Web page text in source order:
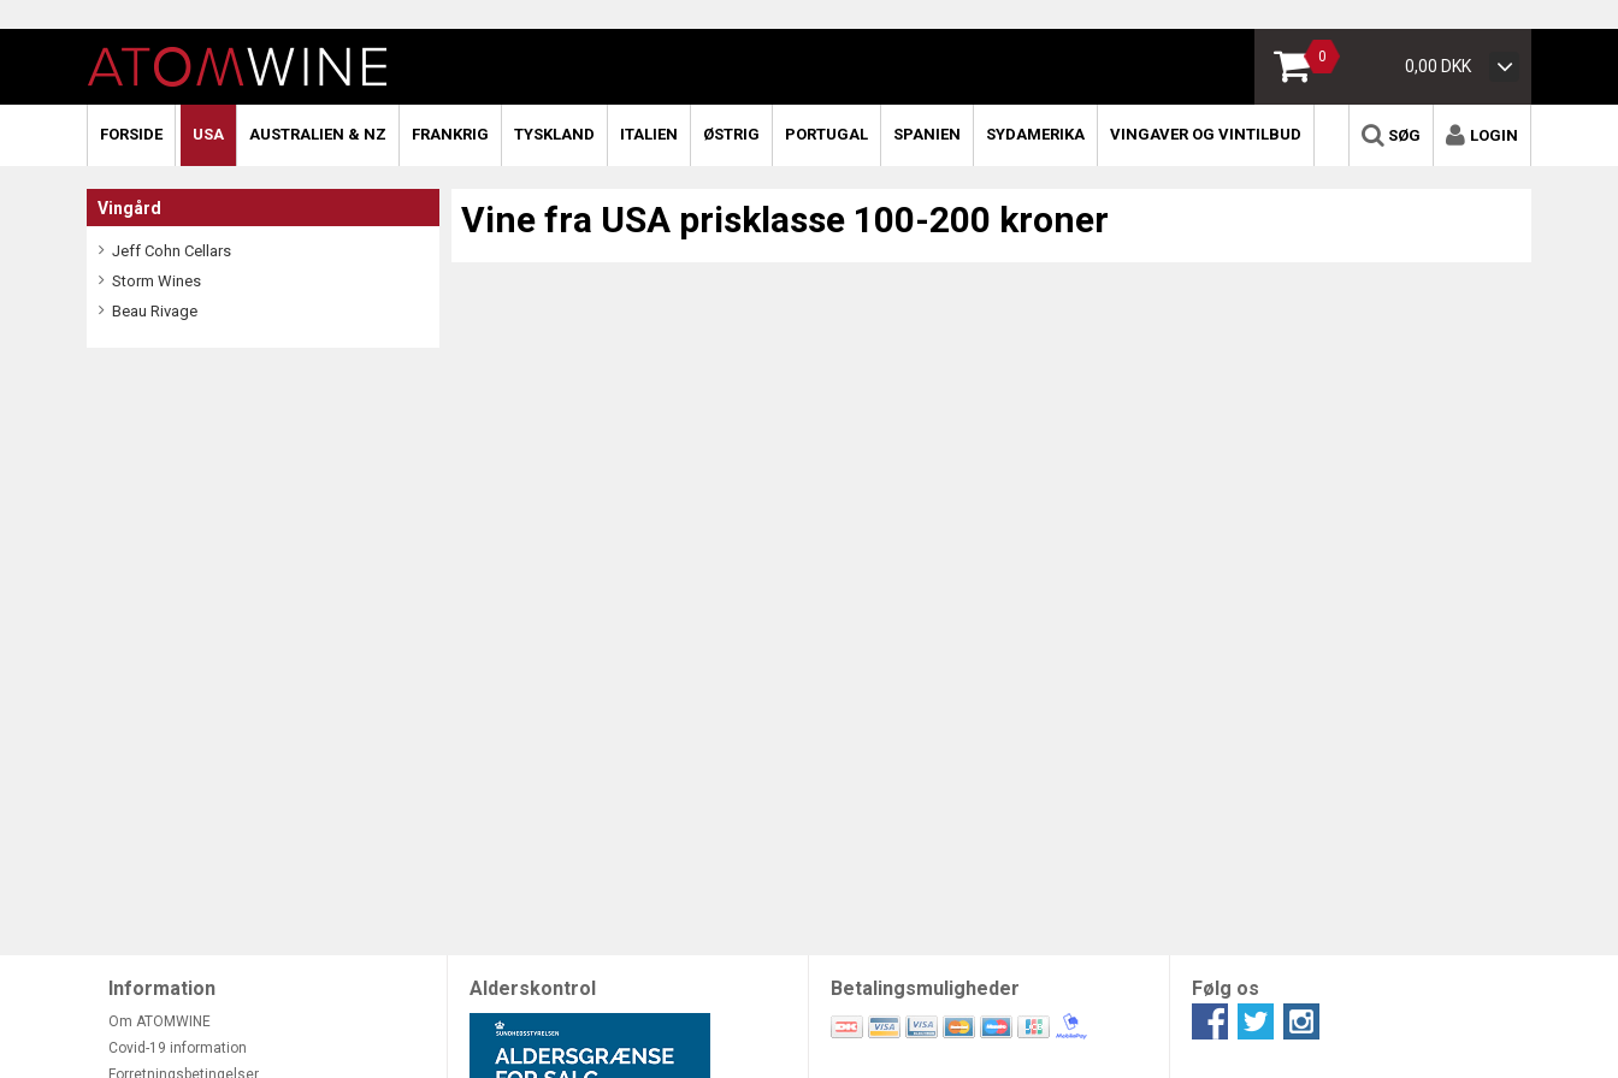
0 0,00 DKK
FORSIDE USA AUSTRALIEN & NZ FRANKRIG TYSKLAND ITALIEN ØSTRIG PORTUGAL SPANIEN SYDAMERIKA VINGAVER OG VINTILBUD LOGIN
SØG
Vingård
Jeff Cohn Cellars
Storm Wines
Beau Rivage
Vine fra USA prisklasse 100-200 kroner
Information
Om ATOMWINE
Covid-19 information
Forretningsbetingelser
Alderskontrol Betalingsmuligheder Følg os